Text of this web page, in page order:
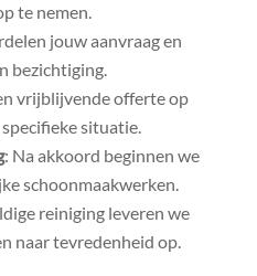
te nemen.​
jouw aanvraag en
bezichtiging.​
vrijblijvende offerte op
situatie.​
: Na akkoord beginnen we
schoonmaakwerken.​
reiniging leveren we
naar tevredenheid op.​